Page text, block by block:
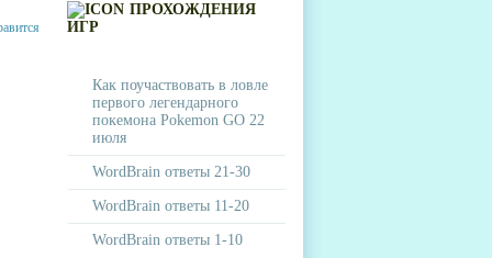
ПРОХОЖДЕНИЯ
ИГР
Как поучаствовать в ловле
первого легендарного
покемона Pokemon GO 22
июля
WordBrain ответы 21-30
WordBrain ответы 11-20
WordBrain ответы 1-10